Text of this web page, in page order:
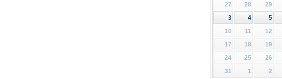
27 28 29
3
4 5
10
11 12
17
18 19
24
25 26
31
1 2